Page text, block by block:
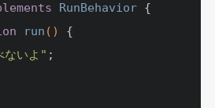
RunBehavior {
run ()
{
ないよ" ;